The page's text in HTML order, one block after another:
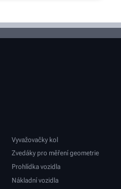
Vyvažovačky kol
Zvedáky pro měření geometrie
Prohlídka vozidla
Nákladní vozidla